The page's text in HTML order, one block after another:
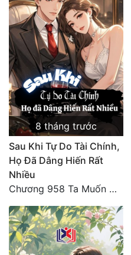
8 tháng trước
Sau Khi Tự Do Tài Chính,
Họ Đã Dâng Hiến Rất
Nhiều
Chương 958 Ta Muốn Cùng Các Cô Vĩnh Viễn Ở Bên Nhau (2) Hết